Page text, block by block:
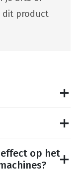
dit product
op het